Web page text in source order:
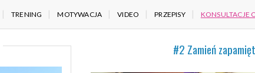
TRENING MOTYWACJA VIDEO PRZEPISY KONSULTACJE
#2 Zamień